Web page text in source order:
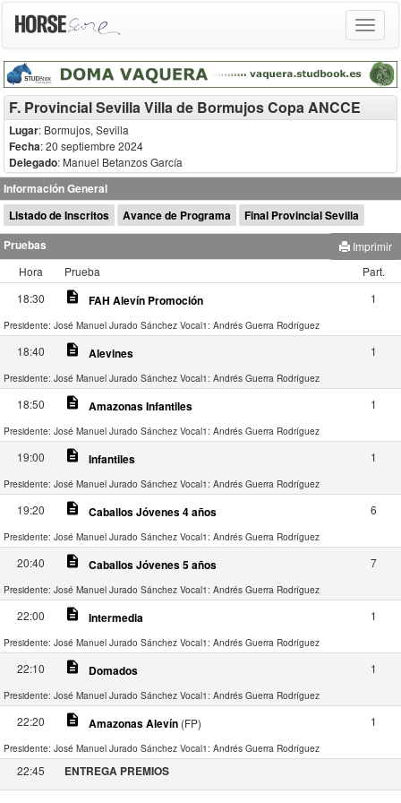
Toggle
F. Provincial Sevilla Villa de Bormujos Copa ANCCE
Lugar: Bormujos, Sevilla
Fecha: 20 septiembre 2024
Delegado: Manuel Betanzos García
Información General
Listado de Inscritos
Avance de Programa
Final Provincial Sevilla
Pruebas
Imprimir
Hora
Prueba
Part.
18:30
description FAH Alevín Promoción 1
Presidente: José Manuel Jurado Sánchez Vocal1: Andrés Guerra Rodríguez
18:40 description Alevines 1
Presidente: José Manuel Jurado Sánchez Vocal1: Andrés Guerra Rodríguez
18:50 description Amazonas Infantiles 1
Presidente: José Manuel Jurado Sánchez Vocal1: Andrés Guerra Rodríguez
19:00 description Infantiles 1
Presidente: José Manuel Jurado Sánchez Vocal1: Andrés Guerra Rodríguez
19:20 description Caballos Jóvenes 4 años 6
Presidente: José Manuel Jurado Sánchez Vocal1: Andrés Guerra Rodríguez
20:40 description Caballos Jóvenes 5 años 7
Presidente: José Manuel Jurado Sánchez Vocal1: Andrés Guerra Rodríguez
22:00 description Intermedia 1
Presidente: José Manuel Jurado Sánchez Vocal1: Andrés Guerra Rodríguez
22:10 description Domados 1
Presidente: José Manuel Jurado Sánchez Vocal1: Andrés Guerra Rodríguez
22:20 description Amazonas Alevín (FP) 1
Presidente: José Manuel Jurado Sánchez Vocal1: Andrés Guerra Rodríguez
22:45 ENTREGA PREMIOS